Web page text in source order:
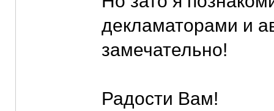
декламаторами и
замечательно!
Радости Вам!